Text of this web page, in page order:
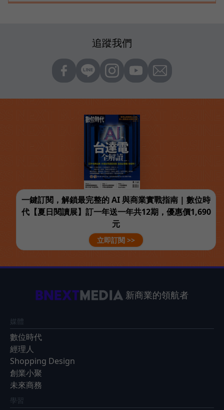
追蹤我們
一鍵訂閱，解鎖最完整的 AI 與商業實戰指南 | 數位時
代【夏日閱讀展】訂一年送一年共12期，優惠價1,690
元
立即訂閱 >>
新商業的領航者
媒體
數位時代
經理人
Shopping Design
創業小聚
未來商務
學習